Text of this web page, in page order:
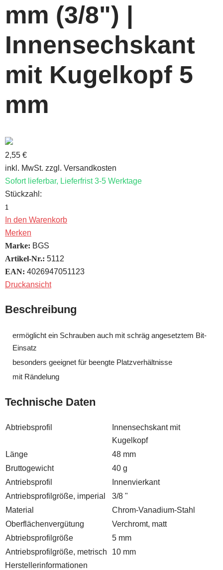
mm (3/8") |
Innensechskant
mit Kugelkopf 5
mm
2,55 €
inkl. MwSt. zzgl. Versandkosten
Sofort lieferbar, Lieferfrist 3-5 Werktage
Stückzahl:
In den Warenkorb
Merken
Marke: BGS
Artikel-Nr.: 5112
EAN: 4026947051123
Druckansicht
Beschreibung
ermöglicht ein Schrauben auch mit schräg angesetztem Bit-
Einsatz
besonders geeignet für beengte Platzverhältnisse
mit Rändelung
Technische Daten
Abtriebsprofil
Innensechskant mit
Kugelkopf
Länge
48 mm
Bruttogewicht
40 g
Antriebsprofil
Innenvierkant
Antriebsprofilgröße, imperial
3/8 "
Material
Chrom-Vanadium-Stahl
Oberflächenvergütung
Verchromt, matt
Abtriebsprofilgröße
5 mm
Antriebsprofilgröße, metrisch
10 mm
Herstellerinformationen